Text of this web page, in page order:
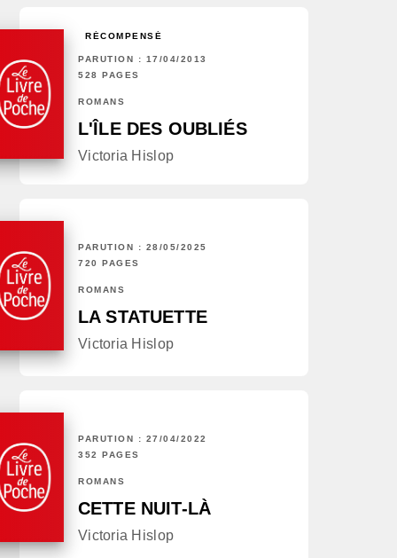
RÉCOMPENSÉ
PARUTION : 17/04/2013
528 PAGES
ROMANS
L'ÎLE DES OUBLIÉS
Victoria Hislop
PARUTION : 28/05/2025
720 PAGES
ROMANS
LA STATUETTE
Victoria Hislop
PARUTION : 27/04/2022
352 PAGES
ROMANS
CETTE NUIT-LÀ
Victoria Hislop